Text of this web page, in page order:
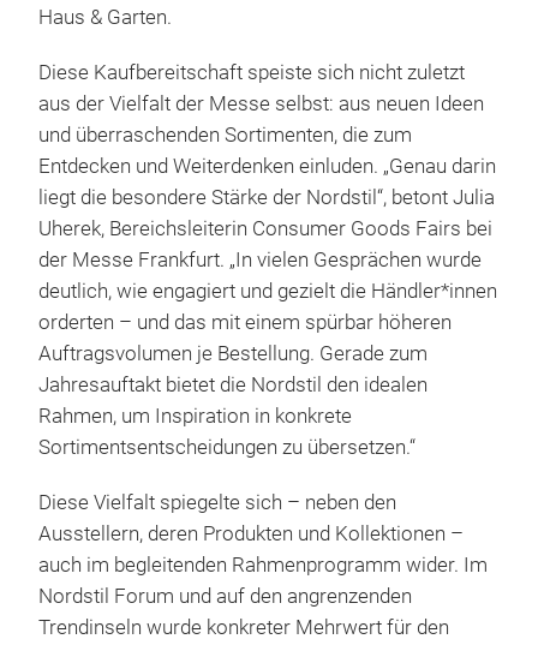
Haus & Garten.
Diese Kaufbereitschaft speiste sich nicht zuletzt
aus der Vielfalt der Messe selbst: aus neuen Ideen
und überraschenden Sortimenten, die zum
Entdecken und Weiterdenken einluden. „Genau darin
liegt die besondere Stärke der Nordstil“, betont Julia
Uherek, Bereichsleiterin Consumer Goods Fairs bei
der Messe Frankfurt. „In vielen Gesprächen wurde
deutlich, wie engagiert und gezielt die Händler*innen
orderten – und das mit einem spürbar höheren
Auftragsvolumen je Bestellung. Gerade zum
Jahresauftakt bietet die Nordstil den idealen
Rahmen, um Inspiration in konkrete
Sortimentsentscheidungen zu übersetzen.“
Diese Vielfalt spiegelte sich – neben den
Ausstellern, deren Produkten und Kollektionen –
auch im begleitenden Rahmenprogramm wider. Im
Nordstil Forum und auf den angrenzenden
Trendinseln wurde konkreter Mehrwert für den